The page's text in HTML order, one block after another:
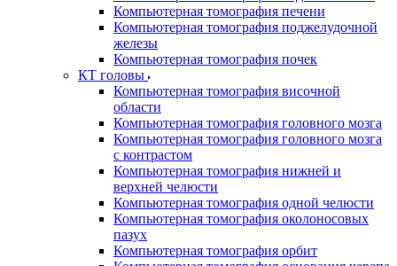
Компьютерная томография печени
Компьютерная томография поджелудочной
железы
Компьютерная томография почек
КТ головы
Компьютерная томография височной
области
Компьютерная томография головного мозга
Компьютерная томография головного мозга
с контрастом
Компьютерная томография нижней и
верхней челюсти
Компьютерная томография одной челюсти
Компьютерная томография околоносовых
пазух
Компьютерная томография орбит